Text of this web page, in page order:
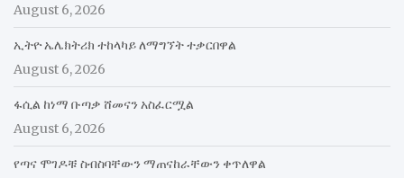
August 6, 2026
ኢትዮ ኤሌክትሪክ ተከላካይ ለማግኘት ተቃርበዋል
August 6, 2026
ፋሲል ከነማ ቡጣቃ ሸመናን አስፈርሟል
August 6, 2026
የጣና ሞገዶቹ ስብስባቸውን ማጠናከራቸውን ቀጥለዋል